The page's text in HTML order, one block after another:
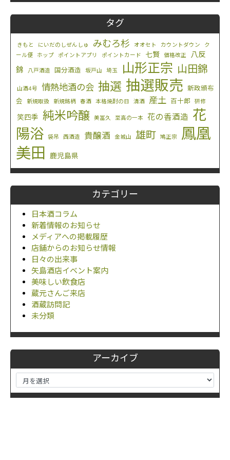
タグ
きもと にいだのしぜんしゅ みむろ杉 オオセト カウントダウン
ク
ール便
ホップ ポイントアプリ ポイントカード 七賢 価格改正
八反
錦
八戸酒造 国分酒造 坂戸山 埼玉 山形正宗 山田錦
山酒4号 情熱地酒の会 抽選 抽選販売 新政頒布
会
新規取扱 新規銘柄 春酒 本格焼酎の日 清酒 産土 百十郎 研修
笑四季 純米吟醸 美冨久 至高の一本 花の香酒造 花
陽浴
袋吊 西酒造 貴醸酒 金城山 雄町 鳩正宗
鳳凰
美田
鹿児島県
カテゴリー
日本酒コラム
新着情報のお知らせ
メディアへの掲載履歴
店舗からのお知らせ情報
日々の出来事
矢島酒店イベント案内
美味しい飲食店
蔵元さんご来店
酒蔵訪問記
未分類
アーカイブ